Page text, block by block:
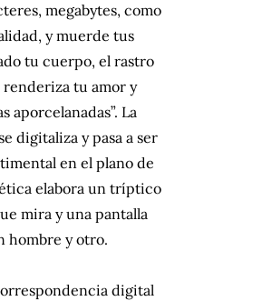
megabytes, como
y muerde tus
tu cuerpo, el rastro
tu amor y
aporcelanadas”. La
digitaliza y pasa a ser
en el plano de
elabora un tríptico
mira y una pantalla
hombre y otro.
digital